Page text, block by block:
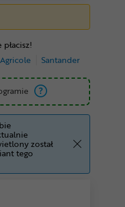
Santander
został
tego